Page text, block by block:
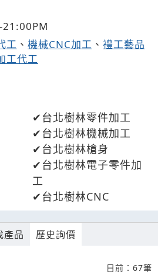
21:00PM
工 、 機械CNC加工 、 禮工藝品
工代工
台北樹林零件加工
台北樹林機械加工
台北樹林槍身
台北樹林電子零件加
工
台北樹林CNC
產品 歷史詢價
目前：67筆